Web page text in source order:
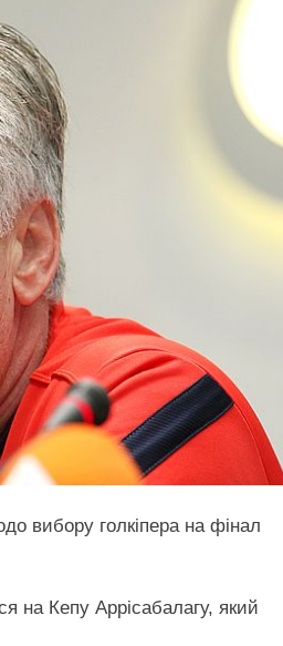
вибору голкіпера на фінал
на Кепу Аррісабалагу, який